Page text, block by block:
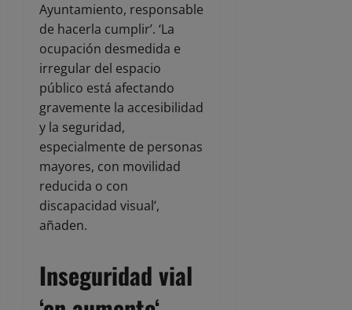
Ayuntamiento, responsable
de hacerla cumplir’. ‘La
ocupación desmedida e
irregular del espacio
público está afectando
gravemente la accesibilidad
y la seguridad,
especialmente de personas
mayores, con movilidad
reducida o con
discapacidad visual’,
añaden.
Inseguridad vial